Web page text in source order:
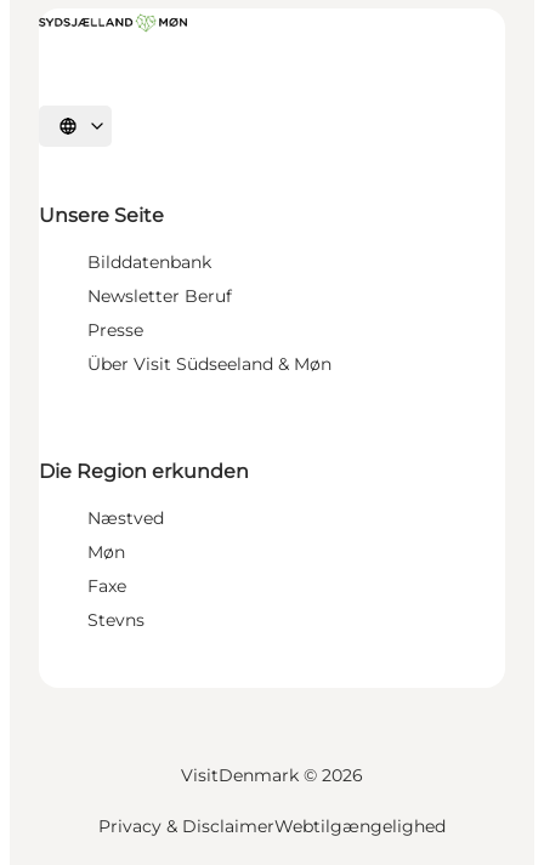
Sprache auswählen
Unsere Seite
Bilddatenbank
Newsletter Beruf
Presse
Über Visit Südseeland & Møn
Die Region erkunden
Næstved
Møn
Faxe
Stevns
VisitDenmark © 2026
Privacy & DisclaimerWebtilgængelighed